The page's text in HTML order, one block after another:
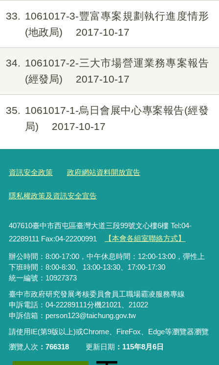
33
1061017-3-豐富專案規劃執行進度情形
(地政局)
2017-10-17
34
1061017-2-三大市場營運業務專案報告
(經發局)
2017-10-17
35
1061017-1-烏日會展中心專案報告(經發
局)
2017-10-17
資訊安全政策 政府網站資料開放宣告
隱私權政策及資訊安全宣告
407610臺中市西屯區臺灣大道三段99號文心樓6樓 Tel:04-
22289111 Fax:04-22200991
【本會各組室聯絡方式】
辦公時間：8:00-17:00，中午休息時間：12:00-13:00，彈性上
下班時間：8:00-8:30、13:00-13:30、17:00-17:30
統一編號：10927373
臺中市政府研究發展考核委員會員工職場霸凌服務專線
申訴電話：04-22289111分機21021、21022
申訴信箱：person123@taichung.gov.tw
請使用IE(第9版以上)或Chrome、FireFox、Edge等瀏覽器瀏覽
瀏覽人次
766318 更新日期 115年8月6日